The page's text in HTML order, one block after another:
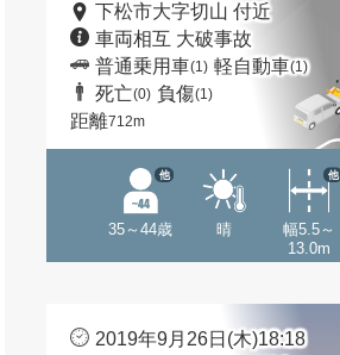
下松市大字切山 付近
車両相互 大破事故
普通乗用車(1) 軽自動車(1)
死亡(0) 負傷(1)
距離712m
35～44歳
他
晴
幅5.5～
13.0m
他
2019年9月26日(木)18:18